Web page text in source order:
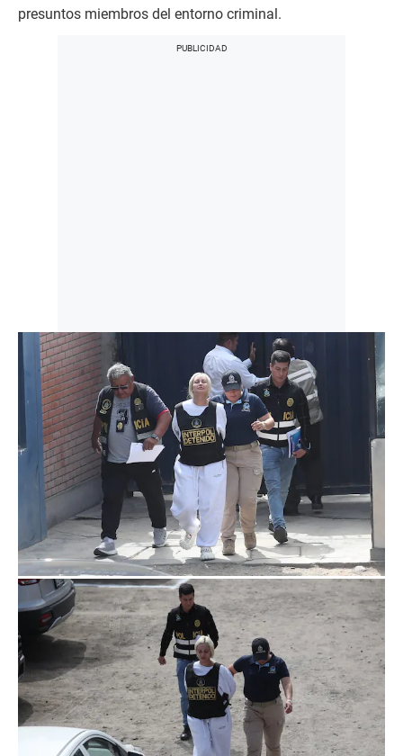
presuntos miembros del entorno criminal.